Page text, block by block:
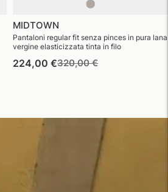
MIDTOWN
Pantaloni regular fit senza pinces in pura lana
vergine elasticizzata tinta in filo
224,00 €Prezzo
320,00 €Prezzo